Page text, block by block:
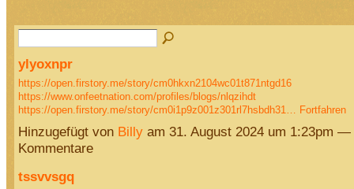
ylyoxnpr
https://open.firstory.me/story/cm0hkxn2104wc01t871ntgd16
https://www.onfeetnation.com/profiles/blogs/nlqzihdt
https://open.firstory.me/story/cm0i1p9z001z301rl7hsbdh31…
Fortfahren
Hinzugefügt von Billyam 31. August 2024 um 1:23pm —
Kommentare
tssvvsgq